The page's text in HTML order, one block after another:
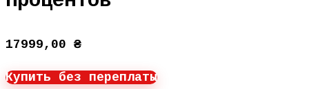
17999,00 ₴
Купить без переплаты